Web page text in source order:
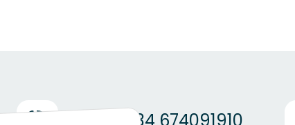
(+34) +34 674091910